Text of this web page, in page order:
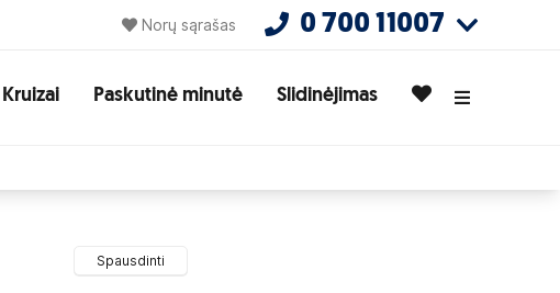
Norų sąrašas 0 700 11007
Kruizai Paskutinė minutė Slidinėjimas
Spausdinti